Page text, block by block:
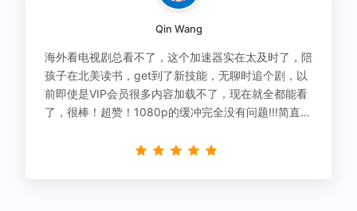
Qin Wang
海外看电视剧总看不了，这个加速器实在太及时了，陪
孩子在北美读书，get到了新技能，无聊时追个剧，以
前即使是VIP会员很多内容加载不了，现在就全都能看
了，很棒！超赞！1080p的缓冲完全没有问题!!!简直救